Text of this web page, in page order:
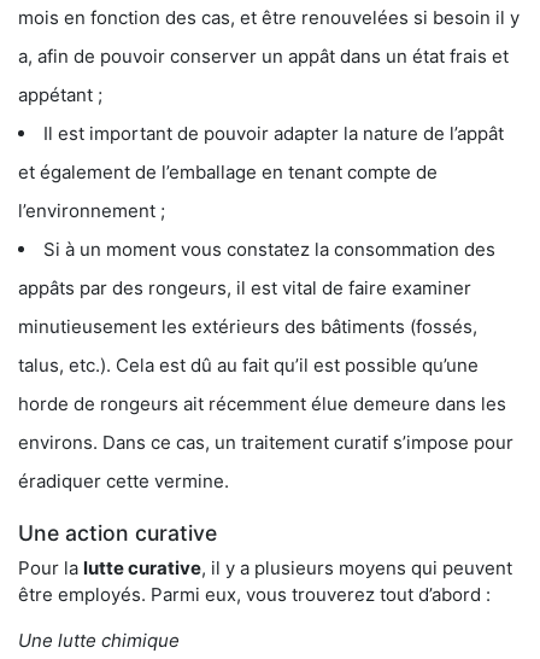
mois en fonction des cas, et être renouvelées si besoin il y
a, afin de pouvoir conserver un appât dans un état frais et
appétant ;
Il est important de pouvoir adapter la nature de l’appât
et également de l’emballage en tenant compte de
l’environnement ;
Si à un moment vous constatez la consommation des
appâts par des rongeurs, il est vital de faire examiner
minutieusement les extérieurs des bâtiments (fossés,
talus, etc.). Cela est dû au fait qu’il est possible qu’une
horde de rongeurs ait récemment élue demeure dans les
environs. Dans ce cas, un traitement curatif s’impose pour
éradiquer cette vermine.
Une action curative
Pour la lutte curative, il y a plusieurs moyens qui peuvent
être employés. Parmi eux, vous trouverez tout d’abord :
Une lutte chimique